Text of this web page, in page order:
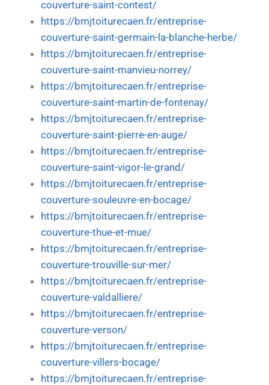
couverture-saint-contest/
https://bmjtoiturecaen.fr/entreprise-
couverture-saint-germain-la-blanche-herbe/
https://bmjtoiturecaen.fr/entreprise-
couverture-saint-manvieu-norrey/
https://bmjtoiturecaen.fr/entreprise-
couverture-saint-martin-de-fontenay/
https://bmjtoiturecaen.fr/entreprise-
couverture-saint-pierre-en-auge/
https://bmjtoiturecaen.fr/entreprise-
couverture-saint-vigor-le-grand/
https://bmjtoiturecaen.fr/entreprise-
couverture-souleuvre-en-bocage/
https://bmjtoiturecaen.fr/entreprise-
couverture-thue-et-mue/
https://bmjtoiturecaen.fr/entreprise-
couverture-trouville-sur-mer/
https://bmjtoiturecaen.fr/entreprise-
couverture-valdalliere/
https://bmjtoiturecaen.fr/entreprise-
couverture-verson/
https://bmjtoiturecaen.fr/entreprise-
couverture-villers-bocage/
https://bmjtoiturecaen.fr/entreprise-